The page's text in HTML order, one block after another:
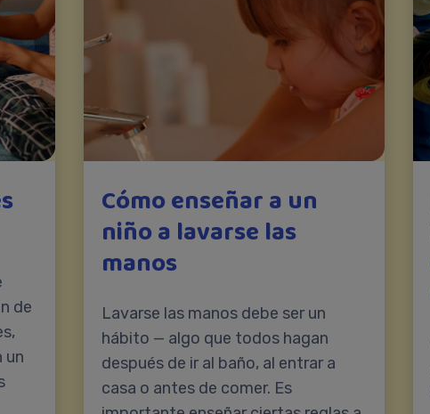
de
un
Cómo enseñar a un
niño a lavarse las
manos
Lavarse las manos debe ser un
hábito — algo que todos hagan
después de ir al baño, al entrar a
casa o antes de comer. Es